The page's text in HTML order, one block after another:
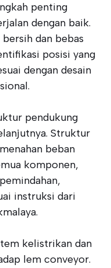
penting
dengan baik.
dan bebas
posisi yang
dengan desain
pendukung
Struktur
beban
komponen,
instruksi dari
kelistrikan dan
lem conveyor.